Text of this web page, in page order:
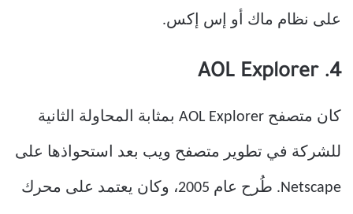
على نظام ماك أو إس إكس.
4. AOL Explorer
كان متصفح AOL Explorer بمثابة المحاولة الثانية
للشركة في تطوير متصفح ويب بعد استحواذها على
Netscape. طُرح عام 2005، وكان يعتمد على محرك